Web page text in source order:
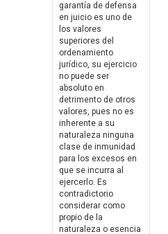
garantía de defensa
en juicio es uno de
los valores
superiores del
ordenamiento
jurídico, su ejercicio
no puede ser
absoluto en
detrimento de otros
valores, pues no es
inherente a su
naturaleza ninguna
clase de inmunidad
para los excesos en
que se incurra al
ejercerlo. Es
contradictorio
considerar como
propio de la
naturaleza o esencia